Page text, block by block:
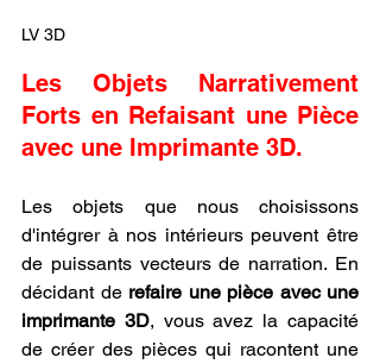
LV 3D
Les Objets Narrativement
Forts en Refaisant une Pièce
avec une Imprimante 3D.
Les objets que nous choisissons
d'intégrer à nos intérieurs peuvent être
de puissants vecteurs de narration. En
décidant de refaire une pièce avec une
imprimante 3D, vous avez la capacité
de créer des pièces qui racontent une